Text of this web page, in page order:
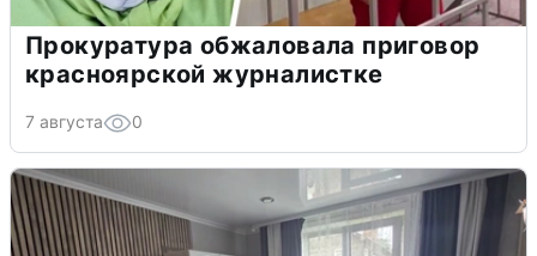
Прокуратура обжаловала приговор
красноярской журналистке
7 августа 0